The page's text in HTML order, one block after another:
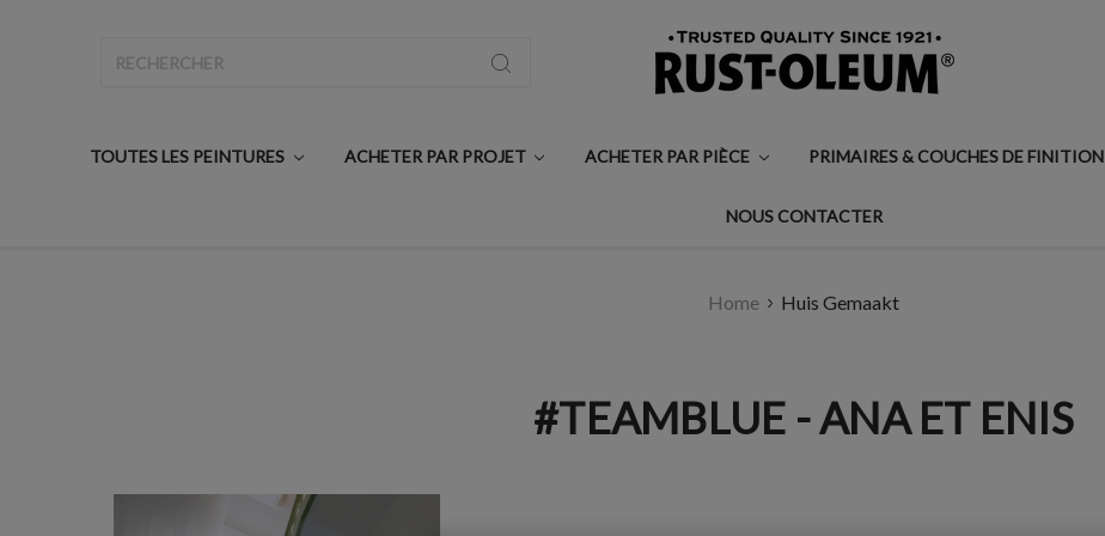
TOUTES LES PEINTURES ACHETER PAR PROJET ACHETER PAR PIÈCE PRIMAIRES & COUCHES DE FINITION
NOUS CONTACTER
Home Huis Gemaakt
#TEAMBLUE - ANA ET ENIS